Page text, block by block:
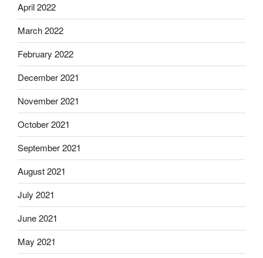
April 2022
March 2022
February 2022
December 2021
November 2021
October 2021
September 2021
August 2021
July 2021
June 2021
May 2021